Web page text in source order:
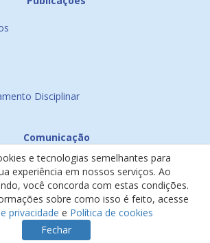
Disciplinar
Comunicação
e tecnologias semelhantes para
experiência em nossos serviços. Ao
você concorda com estas condições.
sobre como isso é feito, acesse
privacidade e Política de cookies
Fechar